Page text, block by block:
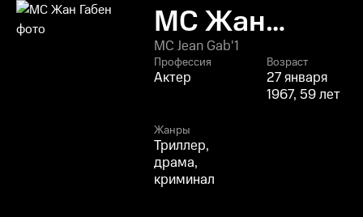
МС Жан
Габен
MC Jean Gab'1
Профессия
Актер
Возраст
27 января
1967, 59 лет
Жанры
Триллер,
драма,
криминал